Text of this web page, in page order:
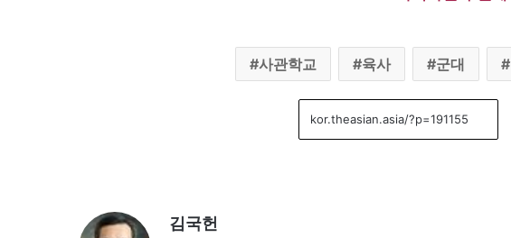
사관학교 육사 군대
김국헌